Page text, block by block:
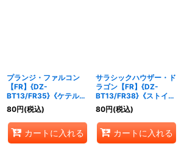
プランジ・ファルコン
【FR】{DZ-
BT13/FR35}《ケテルサ
ンクチュアリ》
80円(税込)
カートに入れる
サラシックハウザー・ド
ラゴン【FR】{DZ-
BT13/FR38}《ストイケ
イア》
80円(税込)
カートに入れる